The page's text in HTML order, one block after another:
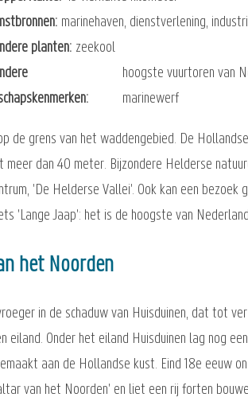
marinehaven, dienstverlening,
planten zeekool
hoogste vuurtoren van
marinewerf
de grens van het waddengebied. De
dan 40 meter. Bijzondere Helderse
'De Helderse Vallei'. Ook kan een
'Lange Jaap': het is de hoogste van
het Noorden
in de schaduw van Huisduinen, dat tot
eiland. Onder het eiland Huisduinen lag nog
aan de Hollandse kust. Eind 18e eeuw
van het Noorden' en liet een rij forten